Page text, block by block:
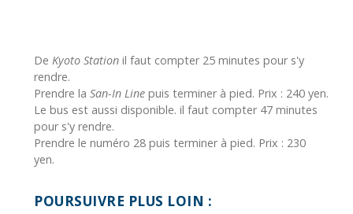
De Kyoto Station il faut compter 25 minutes pour s'y
rendre.
Prendre la San-In Line puis terminer à pied. Prix : 240 yen.
Le bus est aussi disponible. il faut compter 47 minutes
pour s'y rendre.
Prendre le numéro 28 puis terminer à pied. Prix : 230
yen.
POURSUIVRE PLUS LOIN :